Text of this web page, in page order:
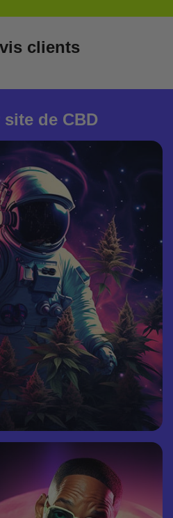
clients
de CBD